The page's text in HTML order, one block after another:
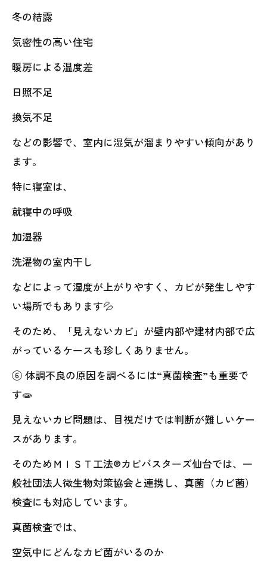
冬の結露
気密性の高い住宅
暖房による温度差
日照不足
換気不足
などの影響で、室内に湿気が溜まりやすい傾向があり
ます。
特に寝室は、
就寝中の呼吸
加湿器
洗濯物の室内干し
などによって湿度が上がりやすく、カビが発生しやす
い場所でもあります💦
そのため、「見えないカビ」が壁内部や建材内部で広
がっているケースも珍しくありません。
⑥ 体調不良の原因を調べるには“真菌検査”も重要で
す🧫
見えないカビ問題は、目視だけでは判断が難しいケー
スがあります。
そのためＭＩＳＴ工法®カビバスターズ仙台では、一
般社団法人微生物対策協会と連携し、真菌（カビ菌）
検査にも対応しています。
真菌検査では、
空気中にどんなカビ菌がいるのか